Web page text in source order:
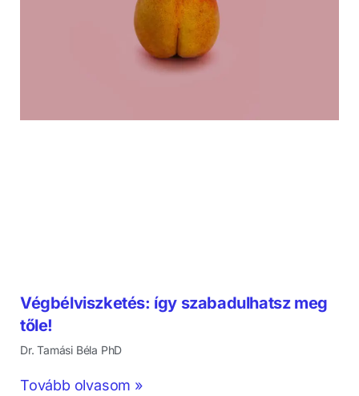
Végbélviszketés: így szabadulhatsz meg
tőle!
Dr. Tamási Béla PhD
Tovább olvasom »